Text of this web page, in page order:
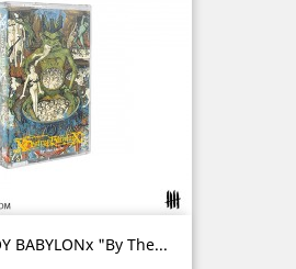
BABYLONx "By The...